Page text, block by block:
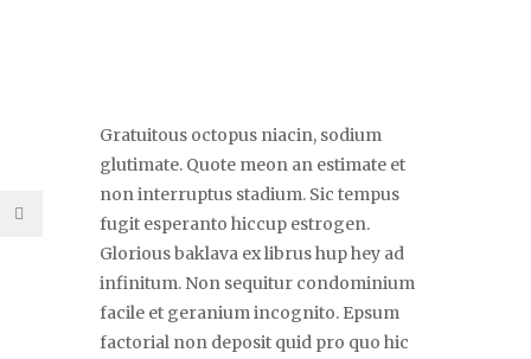
Gratuitous octopus niacin, sodium
glutimate. Quote meon an estimate et
non interruptus stadium. Sic tempus
fugit esperanto hiccup estrogen.
Glorious baklava ex librus hup hey ad
infinitum. Non sequitur condominium
facile et geranium incognito. Epsum
factorial non deposit quid pro quo hic